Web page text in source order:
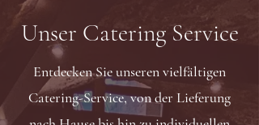
Unser Catering Service
Entdecken Sie unseren vielfältigen
Catering-Service, von der Lieferung